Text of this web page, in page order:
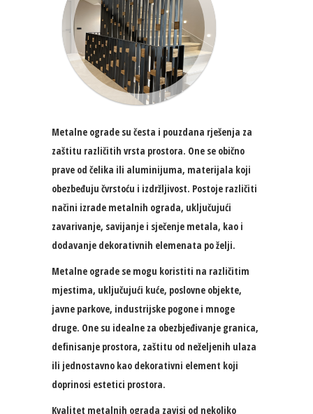
Metalne ograde su česta i pouzdana rješenja za
zaštitu različitih vrsta prostora. One se obično
prave od čelika ili aluminijuma, materijala koji
obezbeđuju čvrstoću i izdržljivost. Postoje različiti
načini izrade metalnih ograda, uključujući
zavarivanje, savijanje i sječenje metala, kao i
dodavanje dekorativnih elemenata po želji.
Metalne ograde se mogu koristiti na različitim
mjestima, uključujući kuće, poslovne objekte,
javne parkove, industrijske pogone i mnoge
druge. One su idealne za obezbjeđivanje granica,
definisanje prostora, zaštitu od neželjenih ulaza
ili jednostavno kao dekorativni element koji
doprinosi estetici prostora.
Kvalitet metalnih ograda zavisi od nekoliko